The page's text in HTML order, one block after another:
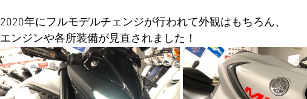
2020年にフルモデルチェンジが行われて外観はもちろん、
エンジンや各所装備が見直されました！